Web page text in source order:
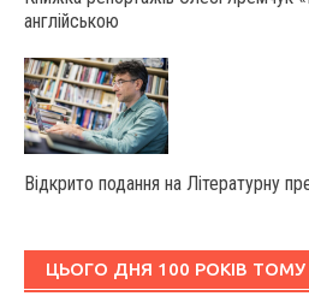
англійською
Відкрито подання на Літературну
ЦЬОГО ДНЯ 100 РОКІВ ТОМУ